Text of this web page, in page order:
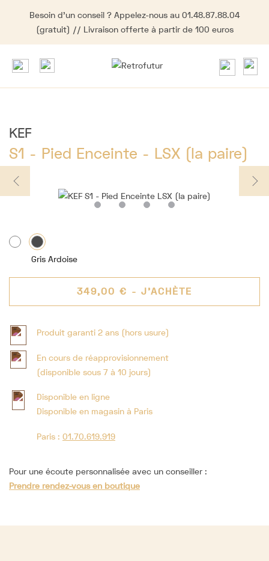
Besoin d'un conseil ? Appelez-nous au 01.48.87.88.04
(gratuit) // Livraison offerte à partir de 100 euros
KEF
S1 - Pied Enceinte - LSX (la paire)
Gris Ardoise
349,00 € - J'ACHÈTE
Produit garanti 2 ans (hors usure)
En cours de réapprovisionnement
(disponible sous 7 à 10 jours)
Disponible en ligne
Disponible en magasin à Paris
Paris : 01.70.619.919
Pour une écoute personnalisée avec un conseiller :
Prendre rendez-vous en boutique